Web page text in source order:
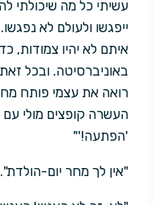
עשיתי כל מה שיכולתי
ייפגשו ולעולם לא
איתם לא יהיו צמודות,
באוניברסיטה. ובכל
רואה את עצמי פותח
העשרה קופצים מולי עם
'הפתעה!'"
"אין לך מחר יום-הולדת".